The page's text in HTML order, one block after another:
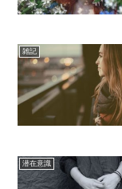
雑記
潜在意識